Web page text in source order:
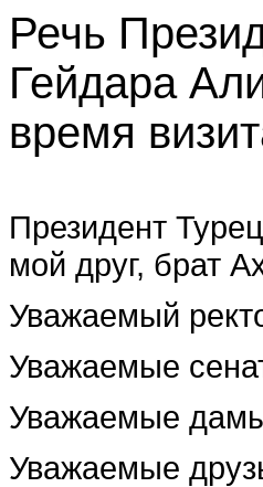
Речь
Гейдара
время
Президент
мой друг, брат
Уважаемый
Уважаемые
Уважаемые
Уважаемые